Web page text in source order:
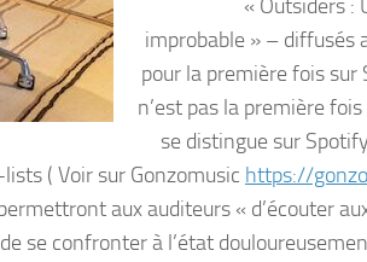
« Outsiders :
improbable » – diffusés
pour la première fois sur
n’est pas la première fois
se distingue sur
( Voir sur Gonzomusic https://
aux auditeurs « d’écouter
se confronter à l’état